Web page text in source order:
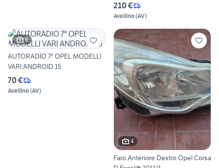
210 €
Avellino(AV)
6
AUTORADIO 7" OPEL MODELLI
VARI ANDROID 15
70 €
Avellino(AV)
4
Faro Anteriore Destro Opel Corsa